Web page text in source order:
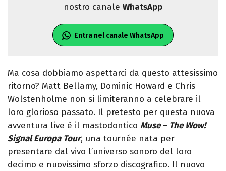
nostro canale WhatsApp
Entra nel canale WhatsApp
Ma cosa dobbiamo aspettarci da questo attesissimo
ritorno? Matt Bellamy, Dominic Howard e Chris
Wolstenholme non si limiteranno a celebrare il
loro glorioso passato. Il pretesto per questa nuova
avventura live è il mastodontico Muse – The Wow!
Signal Europa Tour, una tournée nata per
presentare dal vivo l’universo sonoro del loro
decimo e nuovissimo sforzo discografico. Il nuovo